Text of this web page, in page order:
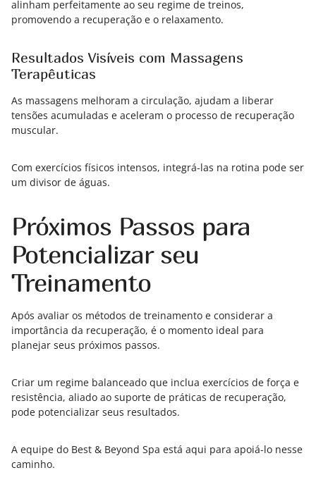
alinham perfeitamente ao seu regime de treinos,
promovendo a recuperação e o relaxamento.
Resultados Visíveis com Massagens
Terapêuticas
As massagens melhoram a circulação, ajudam a liberar
tensões acumuladas e aceleram o processo de recuperação
muscular.
Com exercícios físicos intensos, integrá-las na rotina pode ser
um divisor de águas.
Próximos Passos para
Potencializar seu
Treinamento
Após avaliar os métodos de treinamento e considerar a
importância da recuperação, é o momento ideal para
planejar seus próximos passos.
Criar um regime balanceado que inclua exercícios de força e
resistência, aliado ao suporte de práticas de recuperação,
pode potencializar seus resultados.
A equipe do Best & Beyond Spa está aqui para apoiá-lo nesse
caminho.